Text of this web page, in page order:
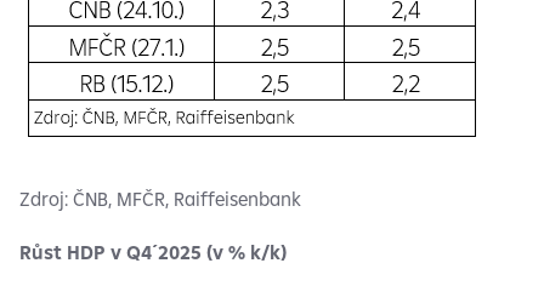
Zdroj: ČNB, MFČR, Raiffeisenbank
Růst HDP v Q4´2025 (v % k/k)